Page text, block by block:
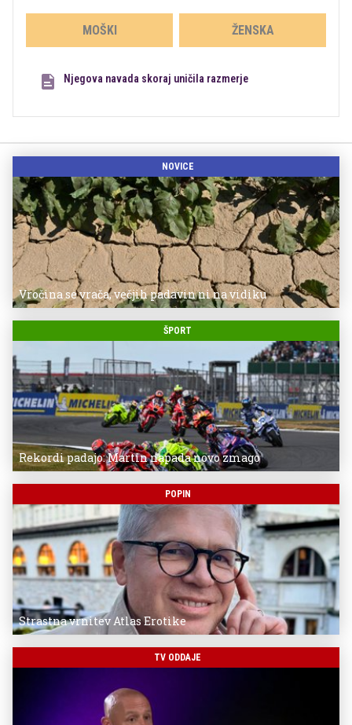
MOŠKI ŽENSKA
Njegova navada skoraj uničila razmerje
NOVICE
Vročina se vrača, večjih padavin ni na vidiku
ŠPORT
Rekordi padajo: Martin napada novo zmago
POPIN
Strastna vrnitev Atlas Erotike
TV ODDAJE